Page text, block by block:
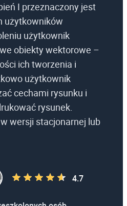
I przeznaczony jest
użytkowników
użytkownik
obiekty wektorowe –
ich tworzenia i
użytkownik
cechami rysunku i
rysunek.
wersji stacjonarnej lub
4.7